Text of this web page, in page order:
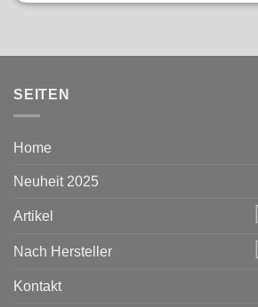
SEITEN
Home
Neuheit 2025
Artikel
Nach Hersteller
Kontakt